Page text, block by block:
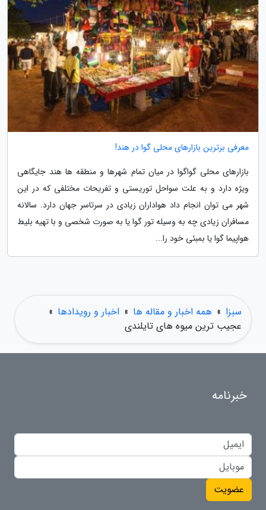
معرفی برترین بازارهای محلی گوا در هند!
بازارهای محلی گواگوا در میان تمام شهرها و منطقه ها هند جایگاهی
ویژه دارد و به علت سواحل توریستی و تفریحات مختلفی که در این
شهر می توان انجام داد هواداران زیادی در سرتاسر جهان دارد. سالانه
مسافران زیادی چه به وسیله تور گوا یا به صورت شخصی و با تهیه بلیط
هواپیما گوا یا بمبئی خود را...
سبزا » همه اخبار و مقاله ها » اخبار و رویدادها »
عجیب ترین میوه های تایلندی
خبرنامه
عضویت